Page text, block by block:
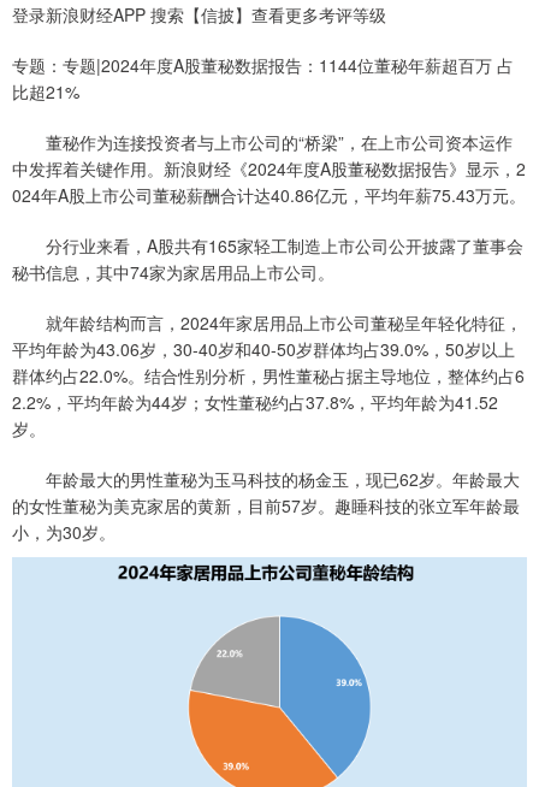
登录新浪财经APP 搜索【信披】查看更多考评等级
专题：专题|2024年度A股董秘数据报告：1144位董秘年薪超百万 占
比超21%
董秘作为连接投资者与上市公司的“桥梁”，在上市公司资本运作
中发挥着关键作用。新浪财经《2024年度A股董秘数据报告》显示，2
024年A股上市公司董秘薪酬合计达40.86亿元，平均年薪75.43万元。
分行业来看，A股共有165家轻工制造上市公司公开披露了董事会
秘书信息，其中74家为家居用品上市公司。
就年龄结构而言，2024年家居用品上市公司董秘呈年轻化特征，
平均年龄为43.06岁，30-40岁和40-50岁群体均占39.0%，50岁以上
群体约占22.0%。结合性别分析，男性董秘占据主导地位，整体约占6
2.2%，平均年龄为44岁；女性董秘约占37.8%，平均年龄为41.52
岁。
年龄最大的男性董秘为玉马科技的杨金玉，现已62岁。年龄最大
的女性董秘为美克家居的黄新，目前57岁。趣睡科技的张立军年龄最
小，为30岁。